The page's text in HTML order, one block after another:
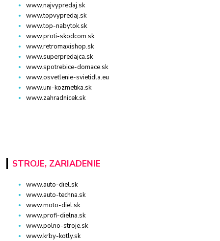
www.najvypredaj.sk
www.topvypredaj.sk
www.top-nabytok.sk
www.proti-skodcom.sk
www.retromaxishop.sk
www.superpredajca.sk
www.spotrebice-domace.sk
www.osvetlenie-svietidla.eu
www.uni-kozmetika.sk
www.zahradnicek.sk
STROJE, ZARIADENIE
www.auto-diel.sk
www.auto-techna.sk
www.moto-diel.sk
www.profi-dielna.sk
www.polno-stroje.sk
www.krby-kotly.sk